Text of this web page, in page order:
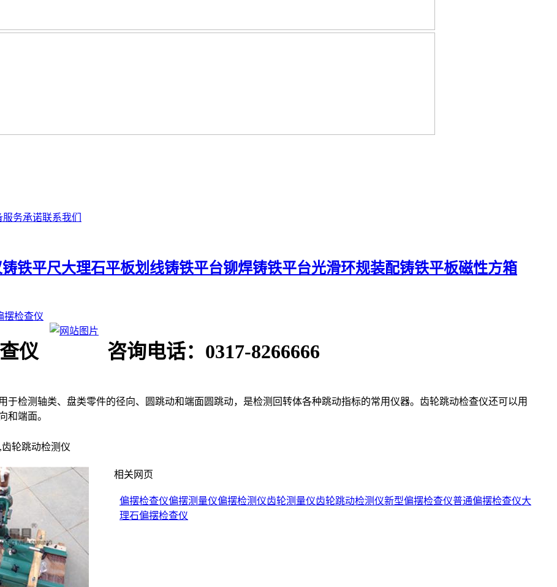
服务承诺联系我们
铸铁平尺大理石平板划线铸铁平台铆焊铸铁平台光滑环规装配铸铁平板磁性方箱
摆检查仪
仪 咨询电话：0317-8266666
于检测轴类、盘类零件的径向、圆跳动和端面圆跳动，是检测回转体各种跳动指标的常用仪器。齿轮跳动检查仪还可以用
和端面。
轮跳动检测仪
相关网页
偏摆检查仪偏摆测量仪偏摆检测仪齿轮测量仪齿轮跳动检测仪新型偏摆检查仪普通偏摆检查仪大
理石偏摆检查仪